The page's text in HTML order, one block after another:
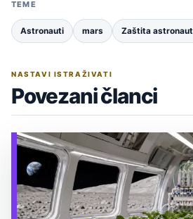
TEME
Astronauti mars Zaštita
NASTAVI ISTRAŽIVATI
Povezani članci